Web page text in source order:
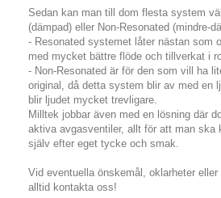
Sedan kan man till dom flesta system
(dämpad) eller Non-Resonated (mindre-
- Resonated systemet låter nästan som
med mycket bättre flöde och tillverkat i
- Non-Resonated är för den som vill ha
original, då detta system blir av med en
blir ljudet mycket trevligare.
Milltek jobbar även med en lösning där
aktiva avgasventiler, allt för att man ska
själv efter eget tycke och smak.
Vid eventuella önskemål, oklarheter
alltid kontakta oss!